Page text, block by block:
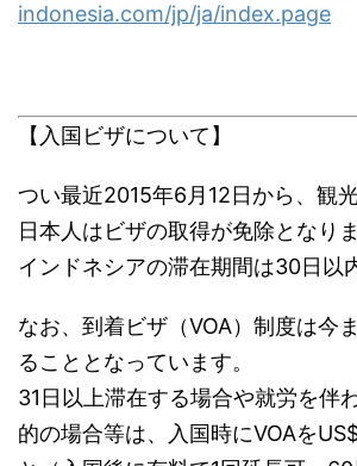
indonesia.com/jp/ja/index.page
【入国ビザについて】
つい最近2015年6月12日から、観
日本人はビザの取得が免除となりま
インドネシアの滞在期間は30日以
なお、到着ビザ（VOA）制度は今
ることとなっています。
31日以上滞在する場合や就労を伴
的の場合等は、入国時にVOAを